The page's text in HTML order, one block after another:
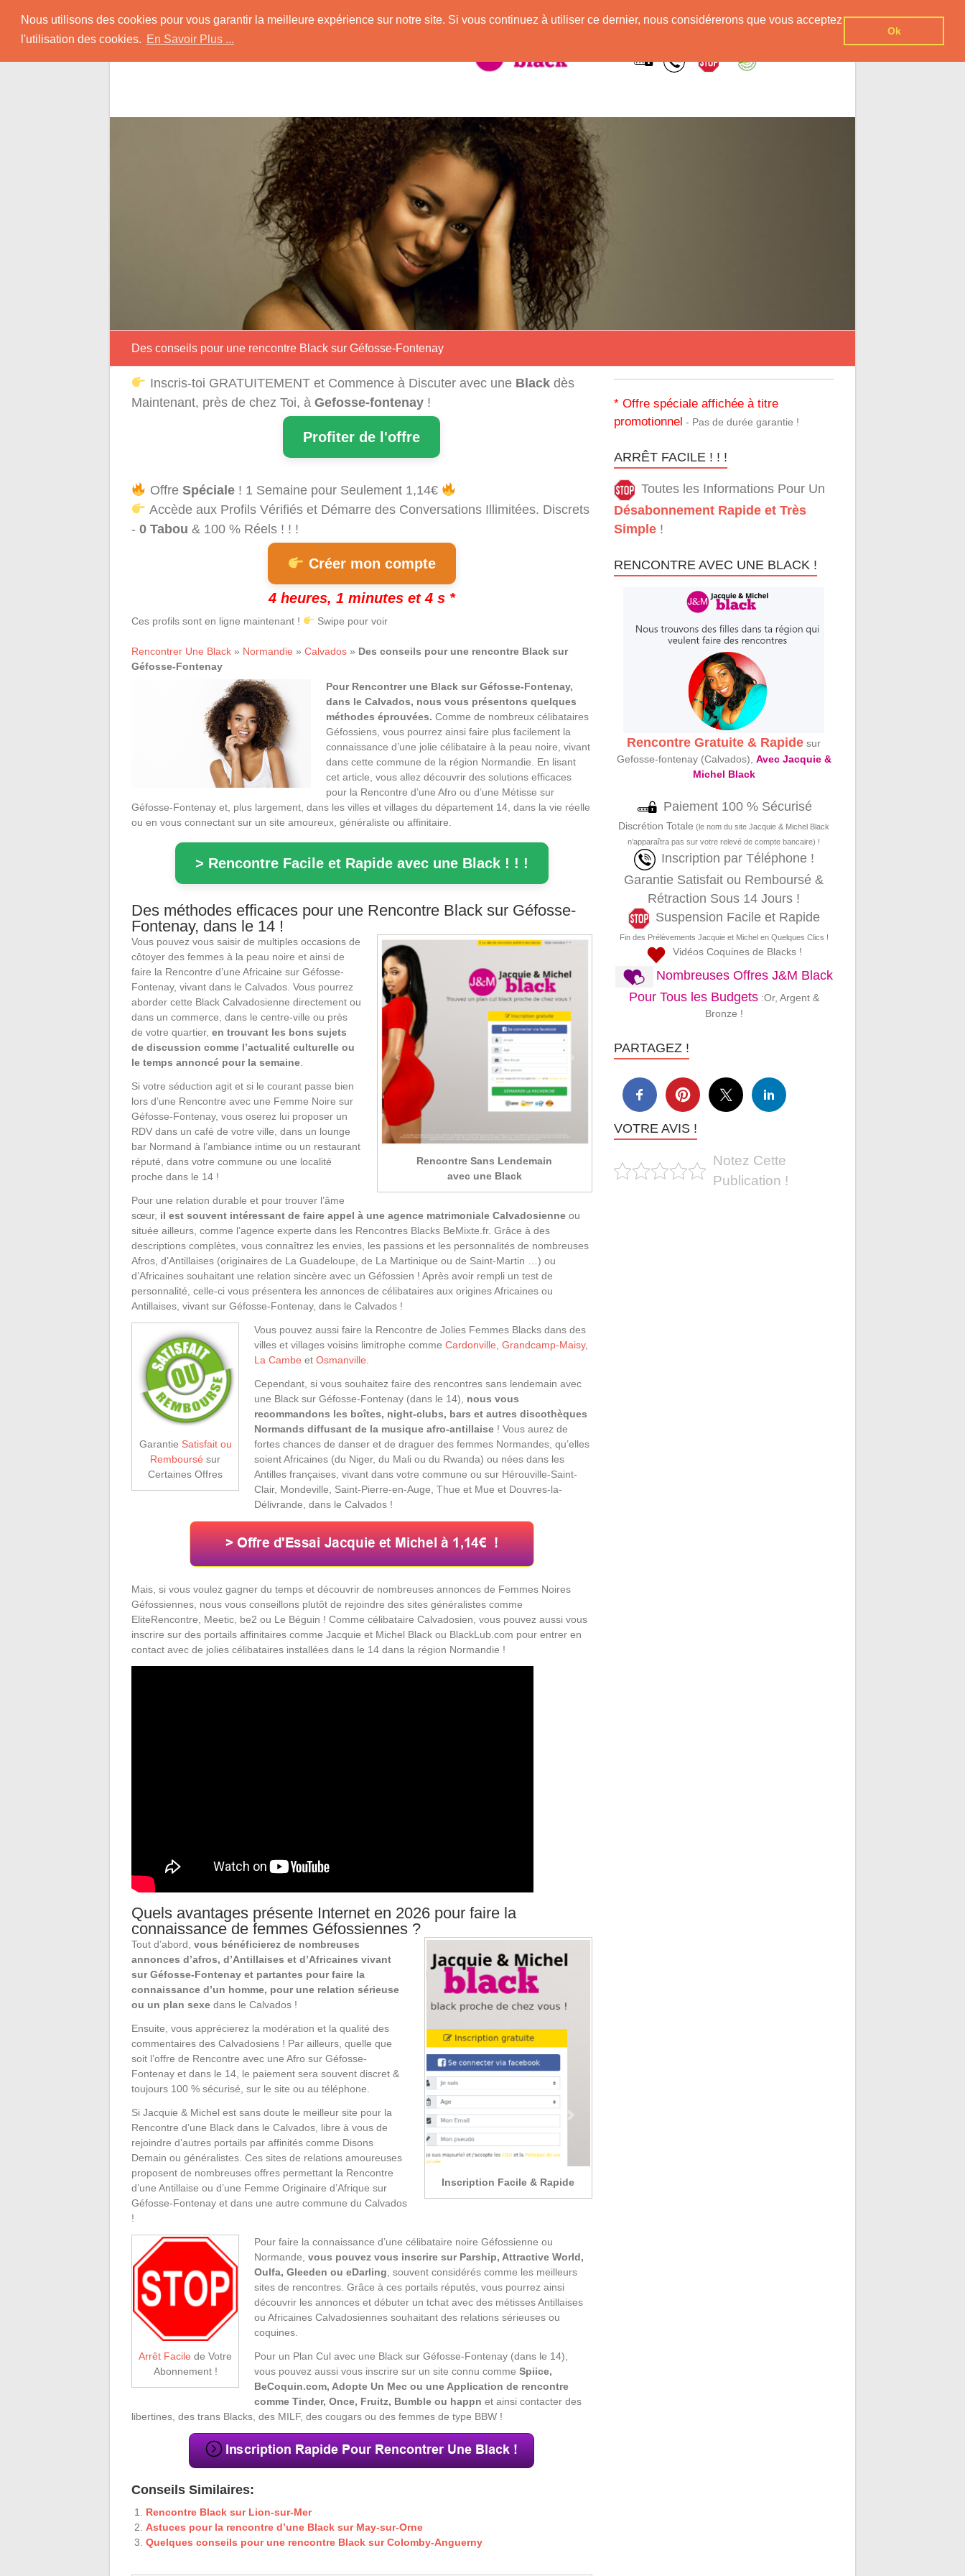
Nous utilisons des cookies pour vous garantir la meilleure expérience sur notre site. Si vous continuez à utiliser ce dernier, nous considérerons que vous acceptez
l'utilisation des cookies. En Savoir Plus ...
Ok
content
Rencontrer-Black
Conseils pour Rencontrer une Jolie Célibataire à la Peau Noire !
Des conseils pour une rencontre Black sur Géfosse-Fontenay
Inscris-toi GRATUITEMENT et Commence à Discuter avec une Blackdès
Maintenant, près de chez Toi, à Gefosse-fontenay !
Profiter de l'offre
Offre Spéciale! 1 Semaine pour Seulement 1,14€
Accède aux Profils Vérifiés et Démarre des Conversations Illimitées. Discrets
- 0 Tabou & 100 % Réels ! ! !
Créer mon compte
4 heures, 1 minutes et 3 s *
Ces profils sont en ligne maintenant ! Swipe pour voir
Rencontrer Une Black » Normandie » Calvados » Des conseils pour une rencontre Black sur
Géfosse-Fontenay
Pour Rencontrer une Black sur Géfosse-Fontenay,
dans le Calvados, nous vous présentons quelques
méthodes éprouvées. Comme de nombreux célibataires
Géfossiens, vous pourrez ainsi faire plus facilement la
connaissance d’une jolie célibataire à la peau noire, vivant
dans cette commune de la région Normandie. En lisant
cet article, vous allez découvrir des solutions efficaces
pour la Rencontre d’une Afro ou d’une Métisse sur
Géfosse-Fontenay et, plus largement, dans les villes et villages du département 14, dans la vie réelle
ou en vous connectant sur un site amoureux, généraliste ou affinitaire.
> Rencontre Facile et Rapide avec une Black ! ! !
Des méthodes efficaces pour une Rencontre Black sur Géfosse-
Fontenay, dans le 14 !
Rencontre Sans Lendemain
avec une Black
Vous pouvez vous saisir de multiples occasions de
côtoyer des femmes à la peau noire et ainsi de
faire la Rencontre d’une Africaine sur Géfosse-
Fontenay, vivant dans le Calvados. Vous pourrez
aborder cette Black Calvadosienne directement ou
dans un commerce, dans le centre-ville ou près
de votre quartier, en trouvant les bons sujets
de discussion comme l’actualité culturelle ou
le temps annoncé pour la semaine
Si votre séduction agit et si le courant passe bien
lors d’une Rencontre avec une Femme Noire sur
Géfosse-Fontenay, vous oserez lui proposer un
RDV dans un café de votre ville, dans un lounge
bar Normand à l’ambiance intime ou un restaurant
réputé, dans votre commune ou une localité
proche dans le 14 !
Pour une relation durable et pour trouver l’âme
sœur, il est souvent intéressant de faire appel à une agence matrimoniale Calvadosienne ou
située ailleurs, comme l’agence experte dans les Rencontres Blacks BeMixte.fr. Grâce à des
descriptions complètes, vous connaîtrez les envies, les passions et les personnalités de nombreuses
Afros, d’Antillaises (originaires de La Guadeloupe, de La Martinique ou de Saint-Martin …) ou
d’Africaines souhaitant une relation sincère avec un Géfossien ! Après avoir rempli un test de
personnalité, celle-ci vous présentera les annonces de célibataires aux origines Africaines ou
Antillaises, vivant sur Géfosse-Fontenay, dans le Calvados !
Garantie Satisfait ou
Remboursé sur
Certaines Offres
Vous pouvez aussi faire la Rencontre de Jolies Femmes Blacks dans des
villes et villages voisins limitrophe comme Cardonville Grandcamp-Maisy,
La Cambe et Osmanville
Cependant, si vous souhaitez faire des rencontres sans lendemain avec
une Black sur Géfosse-Fontenay (dans le 14), nous vous
recommandons les boîtes, night-clubs, bars et autres discothèques
Normands diffusant de la musique afro-antillaise ! Vous aurez de
fortes chances de danser et de draguer des femmes Normandes, qu’elles
soient Africaines (du Niger, du Mali ou du Rwanda) ou nées dans les
Antilles françaises, vivant dans votre commune ou sur Hérouville-Saint-
Clair, Mondeville, Saint-Pierre-en-Auge, Thue et Mue et Douvres-la-
Délivrande, dans le Calvados !
Mais, si vous voulez gagner du temps et découvrir de nombreuses annonces de Femmes Noires
Géfossiennes, nous vous conseillons plutôt de rejoindre des sites généralistes comme
EliteRencontre, Meetic, be2 ou Le Béguin ! Comme célibataire Calvadosien, vous pouvez aussi vous
inscrire sur des portails affinitaires comme Jacquie et Michel Black ou BlackLub.com pour entrer en
contact avec de jolies célibataires installées dans le 14 dans la région Normandie !
Quels avantages présente Internet en 2026 pour faire la
connaissance de femmes Géfossiennes ?
Inscription Facile & Rapide
Tout d’abord, vous bénéficierez de nombreuses
annonces d’afros, d’Antillaises et d’Africaines vivant
sur Géfosse-Fontenay et partantes pour faire la
connaissance d’un homme, pour une relation sérieuse
ou un plan sexe dans le Calvados !
Ensuite, vous apprécierez la modération et la qualité des
commentaires des Calvadosiens ! Par ailleurs, quelle que
soit l’offre de Rencontre avec une Afro sur Géfosse-
Fontenay et dans le 14, le paiement sera souvent discret &
toujours 100 % sécurisé, sur le site ou au téléphone.
Si Jacquie & Michel est sans doute le meilleur site pour la
Rencontre d’une Black dans le Calvados, libre à vous de
rejoindre d’autres portails par affinités comme Disons
Demain ou généralistes. Ces sites de relations amoureuses
proposent de nombreuses offres permettant la Rencontre
d’une Antillaise ou d’une Femme Originaire d’Afrique sur
Géfosse-Fontenay et dans une autre commune du Calvados
!
Arrêt Facile de Votre
Abonnement !
Pour faire la connaissance d’une célibataire noire Géfossienne ou
Normande, vous pouvez vous inscrire sur Parship, Attractive World,
Oulfa, Gleeden ou eDarling , souvent considérés comme les meilleurs
sites de rencontres. Grâce à ces portails réputés, vous pourrez ainsi
découvrir les annonces et débuter un tchat avec des métisses Antillaises
ou Africaines Calvadosiennes souhaitant des relations sérieuses ou
coquines.
Pour un Plan Cul avec une Black sur Géfosse-Fontenay (dans le 14),
vous pouvez aussi vous inscrire sur un site connu comme Spiice,
BeCoquin.com, Adopte Un Mec ou une Application de rencontre
comme Tinder, Once, Fruitz, Bumble ou happn et ainsi contacter des
libertines, des trans Blacks, des MILF, des cougars ou des femmes de type BBW !
Conseils Similaires:
Rencontre Black sur Lion-sur-Mer
Astuces pour la rencontre d’une Black sur May-sur-Orne
Quelques conseils pour une rencontre Black sur Colomby-Anguerny
* Offre spéciale affichée à titre
promotionnel - Pas de durée garantie !
ARRÊT FACILE ! ! !
Toutes les Informations Pour Un
Désabonnement Rapide et Très
Simple !
RENCONTRE AVEC UNE BLACK !
Rencontre Gratuite & Rapide sur
Gefosse-fontenay (Calvados), Avec Jacquie &
Michel Black
Paiement 100 % Sécurisé
Discrétion Totale (le nom du site Jacquie & Michel Black
n’apparaîtra pas sur votre relevé de compte bancaire) !
Inscription par Téléphone !
Garantie Satisfait ou Remboursé &
Rétraction Sous 14 Jours !
Suspension Facile et Rapide
Fin des Prélèvements Jacquie et Michel en Quelques Clics !
Vidéos Coquines de Blacks !
Nombreuses Offres J&M Black
Pour Tous les Budgets:Or, Argent &
Bronze !
PARTAGEZ !
VOTRE AVIS !
Notez Cette
Publication !